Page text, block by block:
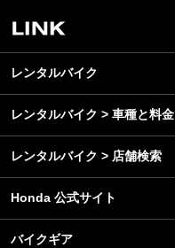
レンタルバイク
レンタルバイク
レンタルバイク > 車種と料金
レンタルバイク > 店舗検索
Honda 公式サイト
バイクギア